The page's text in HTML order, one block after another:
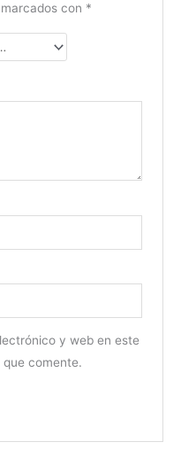
con *
y web en este
que comente.